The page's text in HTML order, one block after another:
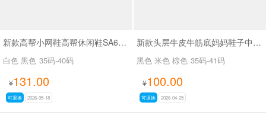
新款高帮小网鞋高帮休闲鞋SA6599-8
白色 黑色 35码-40码
¥131.00
可退换 2026-05-18
新款头层牛皮牛筋底妈妈鞋子中跟软底透气凉SA5113
黑色 米色 棕色 35码-41码
¥100.00
可退换 2026-04-25